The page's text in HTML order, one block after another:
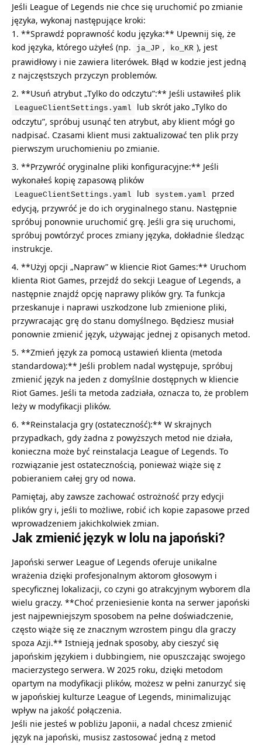
Jeśli League of Legends nie chce się uruchomić po zmianie
języka, wykonaj następujące kroki:
**Sprawdź poprawność kodu języka:** Upewnij się, że
kod języka, którego użyłeś (np.
ja_JP , ko_KR ), jest
prawidłowy i nie zawiera literówek. Błąd w kodzie jest jedną
z najczęstszych przyczyn problemów.
**Usuń atrybut „Tylko do odczytu”:** Jeśli ustawiłeś plik
LeagueClientSettings.yaml
lub skrót jako „Tylko do
odczytu”, spróbuj usunąć ten atrybut, aby klient mógł go
nadpisać. Czasami klient musi zaktualizować ten plik przy
pierwszym uruchomieniu po zmianie.
**Przywróć oryginalne pliki konfiguracyjne:** Jeśli
wykonałeś kopię zapasową plików
LeagueClientSettings.yaml lub system.yaml
przed
edycją, przywróć je do ich oryginalnego stanu. Następnie
spróbuj ponownie uruchomić grę. Jeśli gra się uruchomi,
spróbuj powtórzyć proces zmiany języka, dokładnie śledząc
instrukcje.
**Użyj opcji „Napraw” w kliencie Riot Games:** Uruchom
klienta Riot Games, przejdź do sekcji League of Legends, a
następnie znajdź opcję naprawy plików gry. Ta funkcja
przeskanuje i naprawi uszkodzone lub zmienione pliki,
przywracając grę do stanu domyślnego. Będziesz musiał
ponownie zmienić język, używając jednej z opisanych metod.
**Zmień język za pomocą ustawień klienta (metoda
standardowa):** Jeśli problem nadal występuje, spróbuj
zmienić język na jeden z domyślnie dostępnych w kliencie
Riot Games. Jeśli ta metoda zadziała, oznacza to, że problem
leży w modyfikacji plików.
**Reinstalacja gry (ostateczność):** W skrajnych
przypadkach, gdy żadna z powyższych metod nie działa,
konieczna może być reinstalacja League of Legends. To
rozwiązanie jest ostatecznością, ponieważ wiąże się z
pobieraniem całej gry od nowa.
Pamiętaj, aby zawsze zachować ostrożność przy edycji
plików gry i, jeśli to możliwe, robić ich kopie zapasowe przed
wprowadzeniem jakichkolwiek zmian.
Jak zmienić język w lolu na japoński?
Japoński serwer League of Legends oferuje unikalne
wrażenia dzięki profesjonalnym aktorom głosowym i
specyficznej lokalizacji, co czyni go atrakcyjnym wyborem dla
wielu graczy. **Choć przeniesienie konta na serwer japoński
jest najpewniejszym sposobem na pełne doświadczenie,
często wiąże się ze znacznym wzrostem pingu dla graczy
spoza Azji.** Istnieją jednak sposoby, aby cieszyć się
japońskim językiem i dubbingiem, nie opuszczając swojego
macierzystego serwera. W 2025 roku, dzięki metodom
opartym na modyfikacji plików, możesz w pełni zanurzyć się
w japońskiej kulturze League of Legends, minimalizując
wpływ na jakość połączenia.
Jeśli nie jesteś w pobliżu Japonii, a nadal chcesz zmienić
język na japoński, musisz zastosować jedną z metod